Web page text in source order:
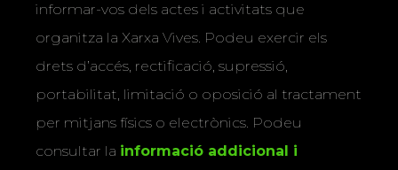
informar-vos dels actes i activitats que
organitza la Xarxa Vives. Podeu exercir els
drets d’accés, rectificació, supressió,
portabilitat, limitació o oposició al tractament
per mitjans físics o electrònics. Podeu
consultar la informació addicional i